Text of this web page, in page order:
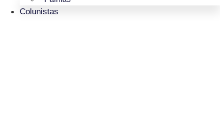
Colunistas